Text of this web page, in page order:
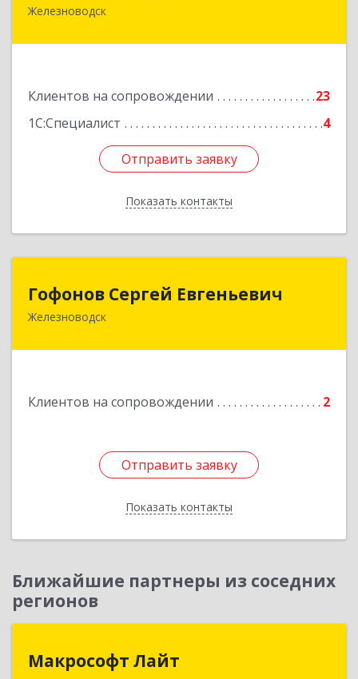
Железноводск
Клиентов на сопровождении
23
1С:Специалист
4
Отправить заявку
Показать контакты
357400, Ставропольский край, Железноводск г,
Отправить заявку
Назад
Гофонов Сергей Евгеньевич
Железноводск
Клиентов на сопровождении 2
Отправить заявку
Показать контакты
Гофонов Сергей Евгеньевич
Отправить заявку
Назад
Ближайшие партнеры из соседних
регионов
Макрософт Лайт